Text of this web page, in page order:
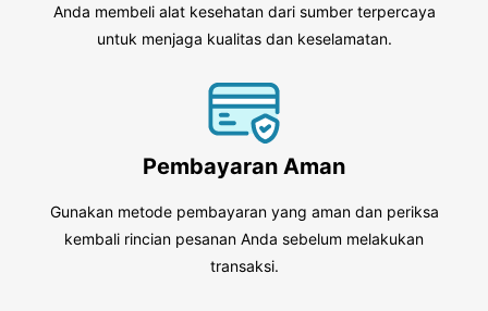
Anda membeli alat kesehatan dari sumber terpercaya
untuk menjaga kualitas dan keselamatan.
Pembayaran Aman
Gunakan metode pembayaran yang aman dan periksa
kembali rincian pesanan Anda sebelum melakukan
transaksi.